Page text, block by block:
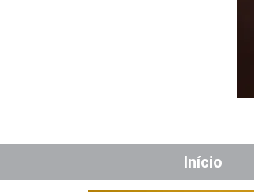
Início